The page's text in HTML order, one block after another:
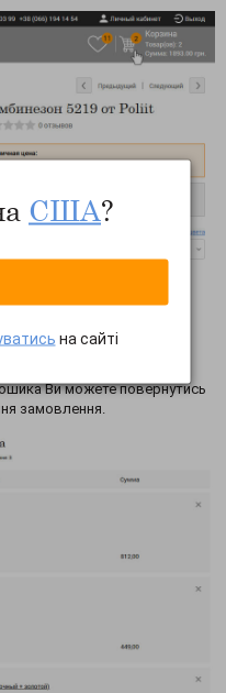
вибраних товарів,
чи копіювати вибрані
Ви можете повернутись
замовлення.
США?
на сайті